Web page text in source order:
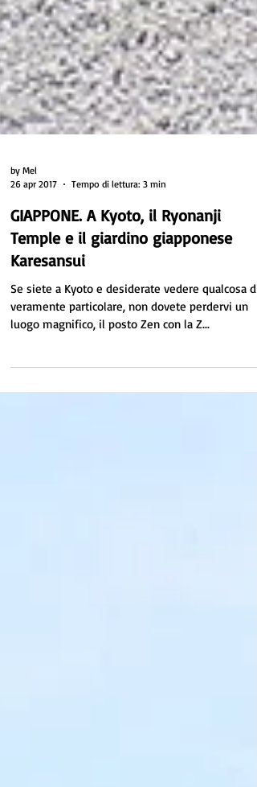
by Mel
Tempo di lettura: 3 min
GIAPPONE. A Kyoto, il Ryonanji
Temple e il giardino giapponese
Karesansui
Se siete a Kyoto e desiderate vedere qualcosa di
luogo magnifico, il posto Zen con la Z...